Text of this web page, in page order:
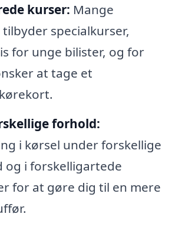
kurser: Mange
specialkurser,
for unge bilister, og for
at tage et
forhold:
i kørsel under forskellige
og i forskelligartede
for at gøre dig til en mere